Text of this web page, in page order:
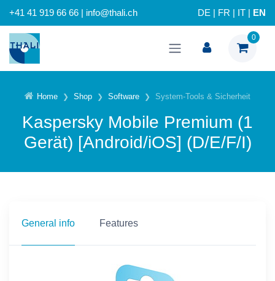
+41 41 919 66 66 | info@thali.ch DE FR IT EN
0
Home Shop Software System-Tools & Sicherheit
Kaspersky Mobile Premium (1
Gerät) [Android/iOS] (D/E/F/I)
General info Features